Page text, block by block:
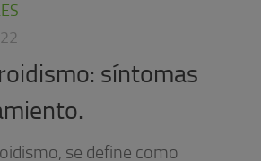
síntomas
se define como